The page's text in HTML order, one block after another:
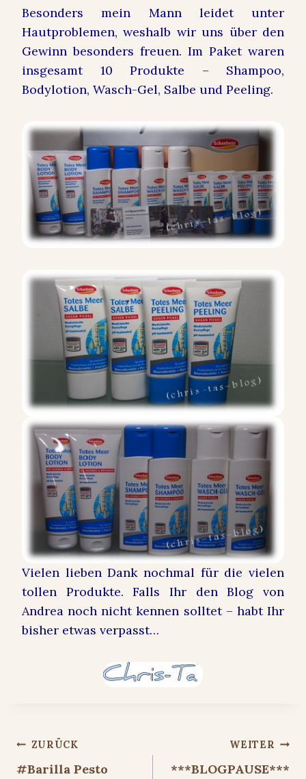
Besonders mein Mann leidet unter
Hautproblemen, weshalb wir uns über den
Gewinn besonders freuen. Im Paket waren
insgesamt 10 Produkte – Shampoo,
Bodylotion, Wasch-Gel, Salbe und Peeling.
Vielen lieben Dank nochmal für die vielen
tollen Produkte. Falls Ihr den Blog von
Andrea noch nicht kennen solltet – habt Ihr
bisher etwas verpasst…
Beitragsnavigation
ZURÜCK
#Barilla Pesto
WEITER
***BLOGPAUSE***